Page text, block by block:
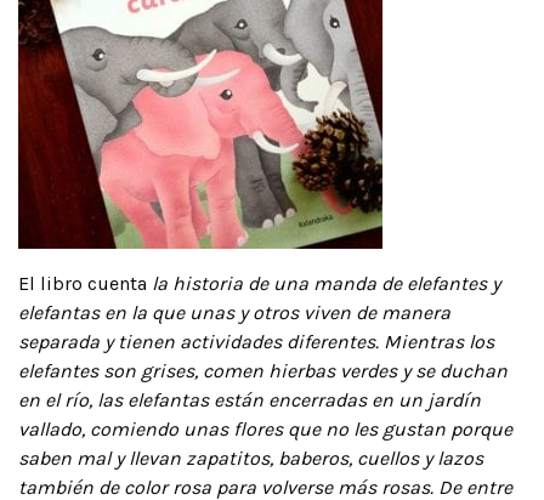
El libro cuenta la historia de una manda de elefantes y
elefantas en la que unas y otros viven de manera
separada y tienen actividades diferentes. Mientras los
elefantes son grises, comen hierbas verdes y se duchan
en el río, las elefantas están encerradas en un jardín
vallado, comiendo unas flores que no les gustan porque
saben mal y llevan zapatitos, baberos, cuellos y lazos
también de color rosa para volverse más rosas. De entre